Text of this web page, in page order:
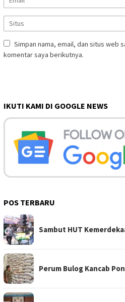
Simpan nama, email, dan situs web
komentar saya berikutnya.
IKUTI KAMI DI GOOGLE NEWS
POS TERBARU
Sambut HUT
Perum Bulog Kancab